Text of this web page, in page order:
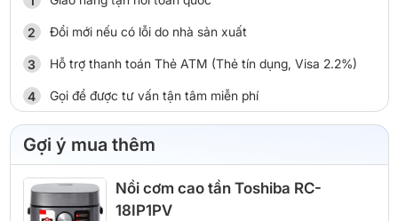
Đổi mới nếu có lỗi do nhà sản xuất
Hỗ trợ thanh toán Thẻ ATM (Thẻ tín dụng, Visa 2.2%)
Gọi để được tư vấn tận tâm miễn phí
Gợi ý mua thêm
Nồi cơm cao tần Toshiba RC-
18IP1PV